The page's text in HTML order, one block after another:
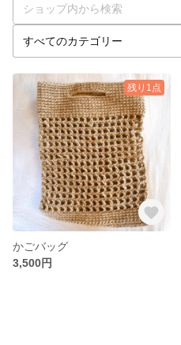
残り1点
かごバッグ
3,500円